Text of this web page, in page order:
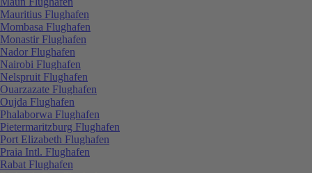
Mauritius Flughafen
Mombasa Flughafen
Monastir Flughafen
Nador Flughafen
Nairobi Flughafen
Nelspruit Flughafen
Ouarzazate Flughafen
Oujda Flughafen
Phalaborwa Flughafen
Pietermaritzburg Flughafen
Port Elizabeth Flughafen
Praia Intl. Flughafen
Rabat Flughafen